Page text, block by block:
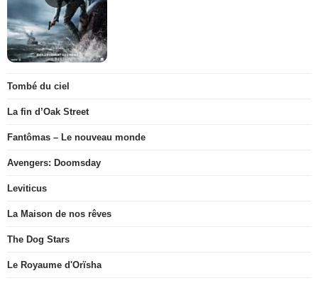
Tombé du ciel
La fin d’Oak Street
Fantômas – Le nouveau monde
Avengers: Doomsday
Leviticus
La Maison de nos rêves
The Dog Stars
Le Royaume d'Orïsha